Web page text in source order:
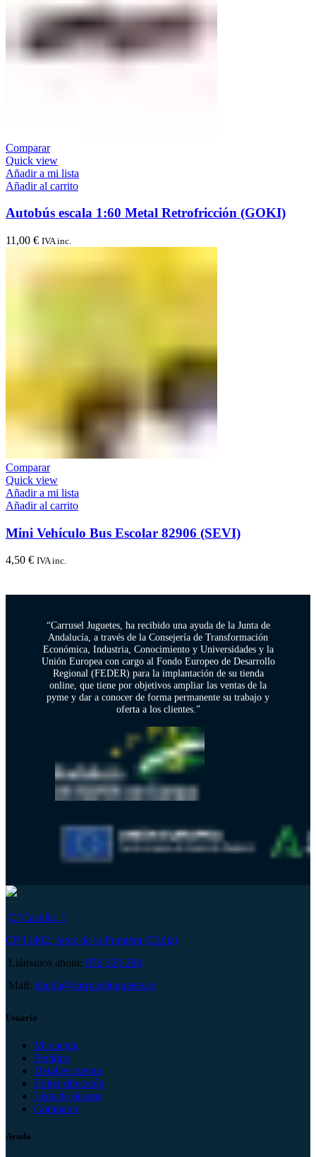
Comparar
Quick view
Añadir a mi lista
Añadir al carrito
Autobús escala 1:60 Metal Retrofricción (GOKI)
11,00 € IVA inc.
Comparar
Quick view
Añadir a mi lista
Añadir al carrito
Mini Vehículo Bus Escolar 82906 (SEVI)
4,50 € IVA inc.
“Carrusel Juguetes, ha recibido una ayuda de la Junta de
Andalucía, a través de la Consejería de Transformación
Económica, Industria, Conocimiento y Universidades y la
Unión Europea con cargo al Fondo Europeo de Desarrollo
Regional (FEDER) para la implantación de su tienda
online, que tiene por objetivos ampliar las ventas de la
pyme y dar a conocer de forma permanente su trabajo y
oferta a los clientes.”
C/ Castilla, 1
CP 11402, Jerez de la Frontera (Cádiz)
Llámanos ahora: 956 320 284
Mail: tienda@carruseljuguetes.es
Usuario
Mi cuenta
Pedidos
Detalles cuenta
Editar dirección
Lista de deseos
Comparar
Ayuda